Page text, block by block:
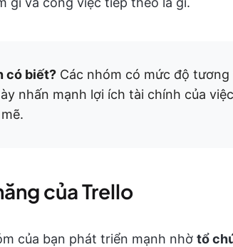
có biết? Các nhóm có mức độ
nhấn mạnh lợi ích tài chính của
của Trello
của bạn phát triển mạnh nhờ tổ